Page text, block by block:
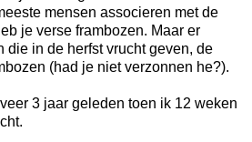
mensen associeren met de
je verse frambozen. Maar er
die in de herfst vrucht geven, de
(had je niet verzonnen he?).
3 jaar geleden toen ik 12 weken